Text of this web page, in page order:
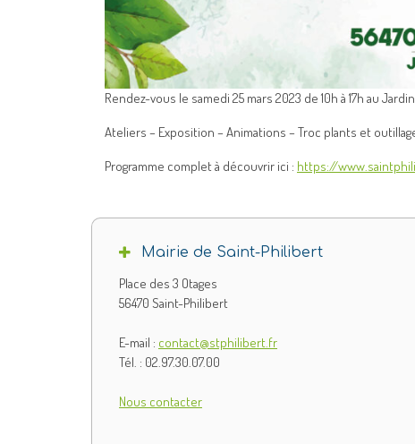
Rendez-vous le samedi 25 mars 2023 de 10h à 17h au
Ateliers – Exposition – Animations – Troc plants et
Programme complet à découvrir ici : https://
Mairie de Saint-Philibert
Place des 3 Otages
56470 Saint-Philibert
E-mail : contact@stphilibert.fr
Tél. : 02.97.30.07.00
Nous contacter